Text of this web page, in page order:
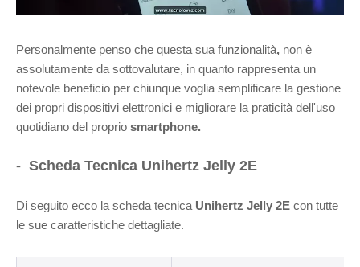
Personalmente penso che questa sua funzionalità, non è
assolutamente da sottovalutare, in quanto rappresenta un
notevole beneficio per chiunque voglia semplificare la gestione
dei propri dispositivi elettronici e migliorare la praticità dell'uso
quotidiano del proprio smartphone.
- Scheda Tecnica Unihertz Jelly 2E
Di seguito ecco la scheda tecnica Unihertz Jelly 2E con tutte
le sue caratteristiche dettagliate.